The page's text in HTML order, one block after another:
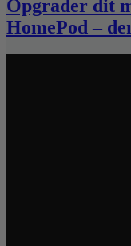
Opgrader dit
HomePod –